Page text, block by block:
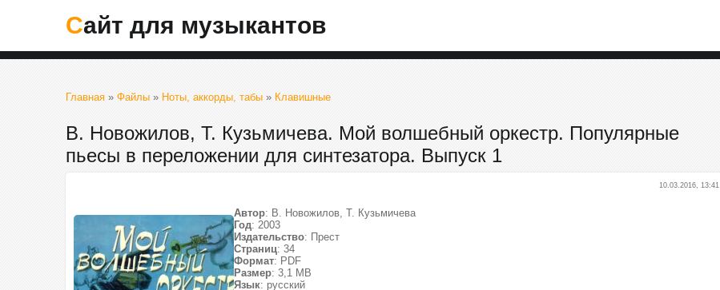
Сайт для музыкантов
Главная » Файлы » Ноты, аккорды, табы » Клавишные
В. Новожилов, Т. Кузьмичева. Мой волшебный оркестр. Популярные
пьесы в переложении для синтезатора. Выпуск 1
10.03.2016, 13:41
Автор: В. Новожилов, Т. Кузьмичева
Год: 2003
Издательство: Прест
Страниц: 34
Формат: PDF
Размер: 3,1 МВ
Язык: русский